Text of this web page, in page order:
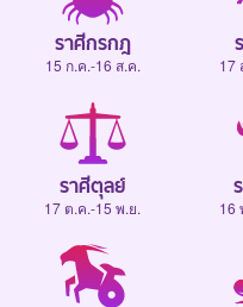
ราศีกรกฎ
15 ก.ค.-16 ส.ค. 17
ราศีตุลย์
17 ต.ค.-15 พ.ย. 16